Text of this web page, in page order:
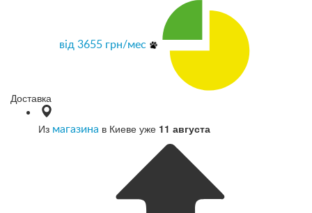
від 3655грн/мес
Доставка
Из магазина в Киеве уже 11 августа